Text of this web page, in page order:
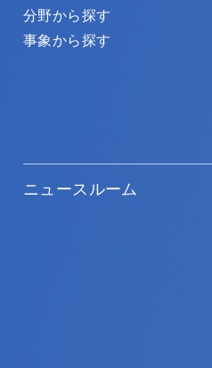
分野から探す
事象から探す
ニュースルーム